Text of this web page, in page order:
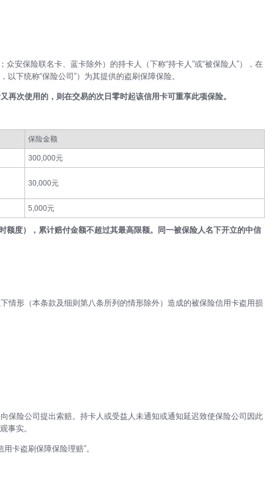
安保险联名卡、蓝卡除外）的持卡人（下称“持卡人”或“被保险人”），在
下统称“保险公司”）为其提供的盗刷保障保险。
次使用的，则在交易的次日零时起该信用卡可重享此项保险。
保险金额
300,000元
30,000元
5,000元
度），累计赔付金额不超过其最高限额。同一被保险人名下开立的中信
下情形（本条款及细则第八条所列的情形除外）造成的被保险信用卡盗用损
保险公司提出索赔。持卡人或受益人未通知或通知延迟致使保险公司因此
事实。
卡盗刷保障保险理赔”。